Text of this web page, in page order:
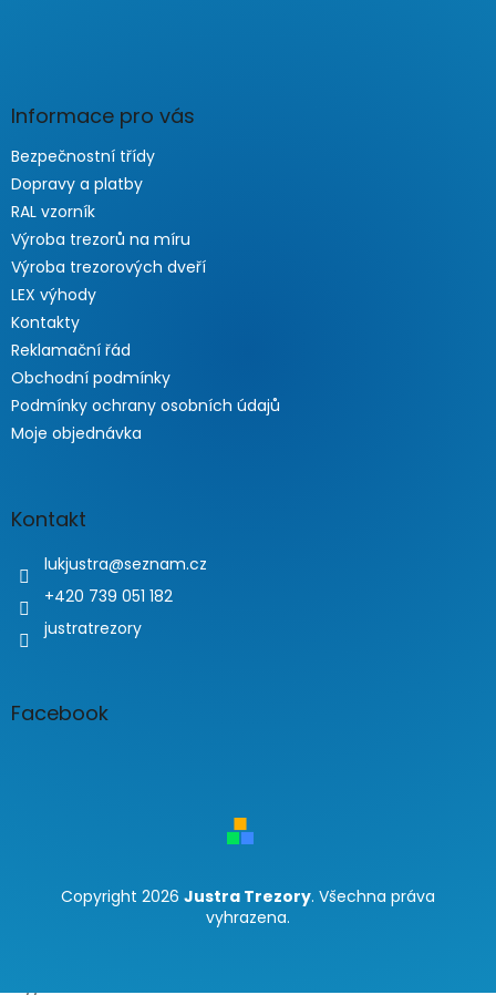
Informace pro vás
Bezpečnostní třídy
Dopravy a platby
RAL vzorník
Výroba trezorů na míru
Výroba trezorových dveří
LEX výhody
Kontakty
Reklamační řád
Obchodní podmínky
Podmínky ochrany osobních údajů
Moje objednávka
Kontakt
lukjustra@seznam.cz
+420 739 051 182
justratrezory
Facebook
Copyright 2026 Justra Trezory. Všechna práva
vyhrazena.